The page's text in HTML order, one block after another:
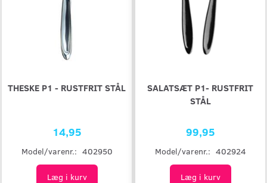
THESKE P1 - RUSTFRIT STÅL
14,95
Model/varenr.: 402950
Læg i kurv
SALATSÆT P1- RUSTFRIT
STÅL
99,95
Model/varenr.: 402924
Læg i kurv